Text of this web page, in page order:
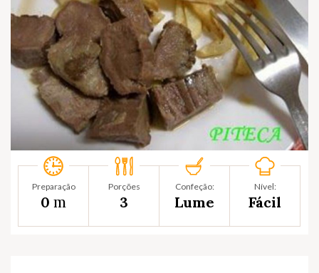
Preparação
0 m
Porções
3
Confeção:
Lume
Nível:
Fácil